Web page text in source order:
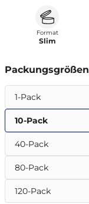
Format
Slim
Packungsgrößen
1-Pack
10-Pack
40-Pack
80-Pack
120-Pack